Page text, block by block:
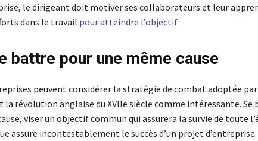
le dirigeant doit motiver ses collaborateurs et leur
dans le travail pour atteindre l’objectif.
battre pour une même cause
peuvent considérer la stratégie de combat adoptée par
la révolution anglaise du XVIIe siècle comme intéressante. Se
viser un objectif commun qui assurera la survie de toute
assure incontestablement le succès d’un projet